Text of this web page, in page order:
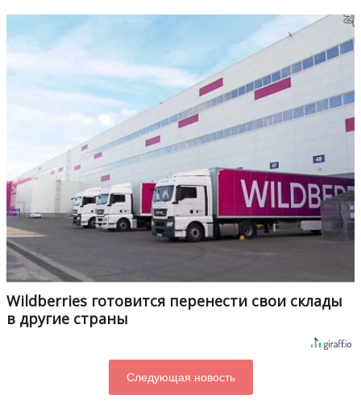
Wildberries готовится перенести свои склады
в другие страны
Следующая новость